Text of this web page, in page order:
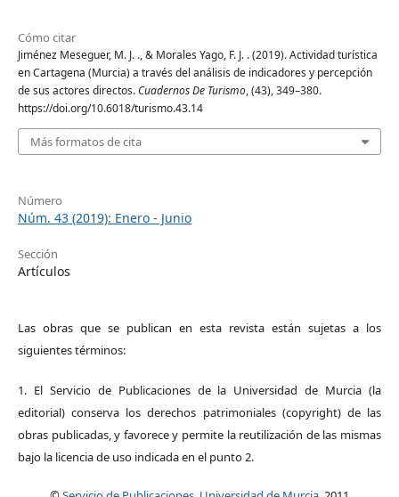
Cómo citar
Jiménez Meseguer, M. J. ., & Morales Yago, F. J. . (2019). Actividad turística
en Cartagena (Murcia) a través del análisis de indicadores y percepción
de sus actores directos.Cuadernos De Turismo, (43), 349–380.
https://doi.org/10.6018/turismo.43.14
Más formatos de cita
Número
Núm. 43 (2019): Enero - Junio
Sección
Artículos
Las obras que se publican en esta revista están sujetas a los
siguientes términos:
1. El Servicio de Publicaciones de la Universidad de Murcia (la
editorial) conserva los derechos patrimoniales (copyright) de las
obras publicadas, y favorece y permite la reutilización de las mismas
bajo la licencia de uso indicada en el punto 2.